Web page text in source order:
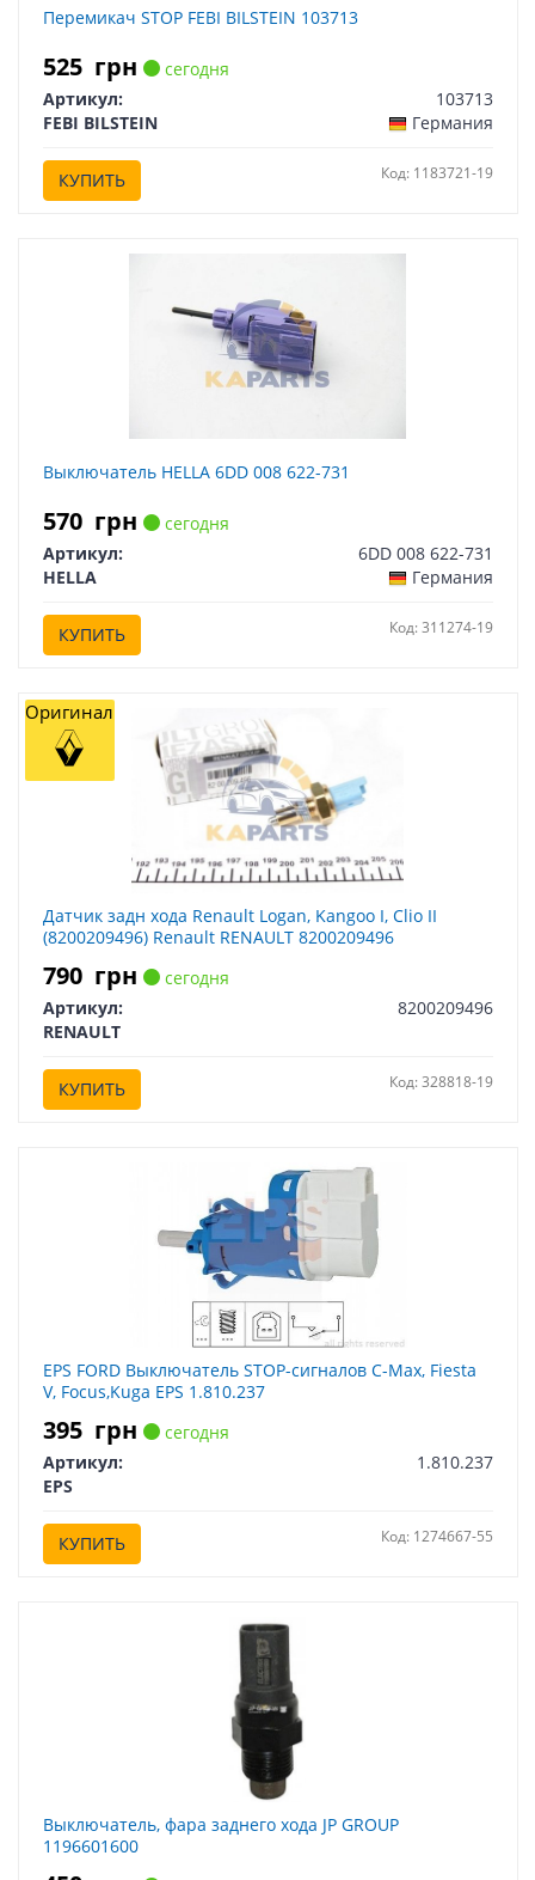
Перемикач STOP FEBI BILSTEIN 103713
525 грн
сегодня
Артикул:
103713
FEBI BILSTEIN
Германия
КУПИТЬ Код: 1183721-19
Выключатель HELLA 6DD 008 622-731
570 грн
сегодня
Артикул:
6DD 008 622-731
HELLA
Германия
КУПИТЬ Код: 311274-19
Датчик задн хода Renault Logan, Kangoo I, Clio II
(8200209496) Renault RENAULT 8200209496
790 грн
сегодня
Артикул:
8200209496
RENAULT
КУПИТЬ Код: 328818-19
Оригинал
EPS FORD Выключатель STOP-сигналов C-Max, Fiesta
V, Focus,Kuga EPS 1.810.237
395 грн
сегодня
Артикул:
1.810.237
EPS
КУПИТЬ Код: 1274667-55
Выключатель, фара заднего хода JP GROUP
1196601600